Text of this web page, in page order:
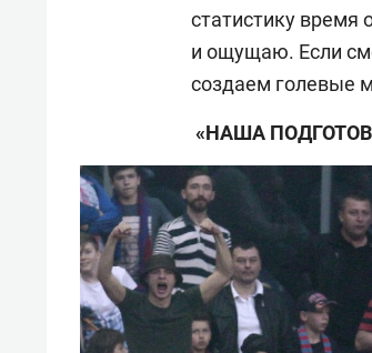
статистику время
и ощущаю. Если
создаем голевые
«НАША